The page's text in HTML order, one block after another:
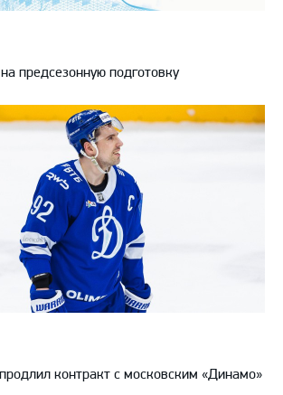
предсезонную подготовку
контракт с московским «Динамо»